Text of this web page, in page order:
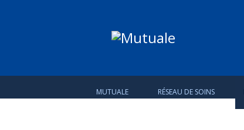
MUTUALE RÉSEAU DE SOINS